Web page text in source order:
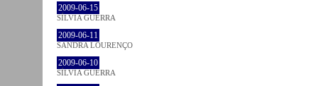
2009-06-15
SÍLVIA GUERRA
2009-06-11
SANDRA LOURENÇO
2009-06-10
SÍLVIA GUERRA